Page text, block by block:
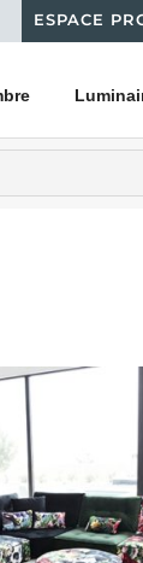
ESPACE